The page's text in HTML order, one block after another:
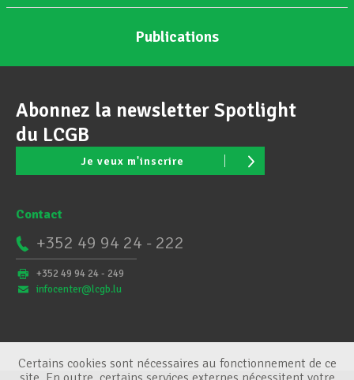
Publications
Abonnez la newsletter Spotlight
du LCGB
Je veux m'inscrire
Contact
+352 49 94 24 - 222
+352 49 94 24 - 249
infocenter@lcgb.lu
Certains cookies sont nécessaires au fonctionnement de ce